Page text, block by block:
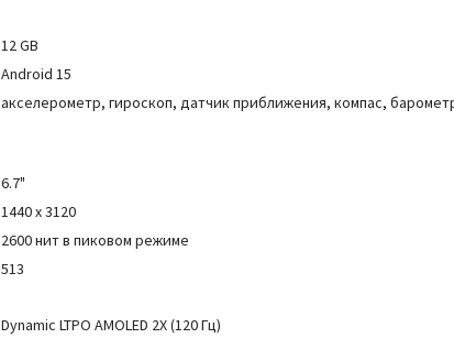
12 GB
Android 15
акселерометр, гироскоп, датчик приближения, компас,
6.7"
1440 x 3120
2600 нит в пиковом режиме
513
Dynamic LTPO AMOLED 2X (120 Гц)